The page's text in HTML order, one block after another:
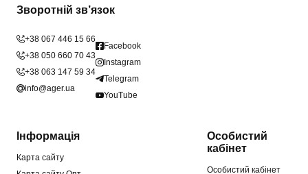
Зворотній зв’язок
+38 067 446 15 66
+38 050 660 70 43
+38 063 147 59 34
info@ager.ua
Facebook
Instagram
Telegram
YouTube
Інформація
Карта сайту
Особистий
кабінет
Особистий кабінет